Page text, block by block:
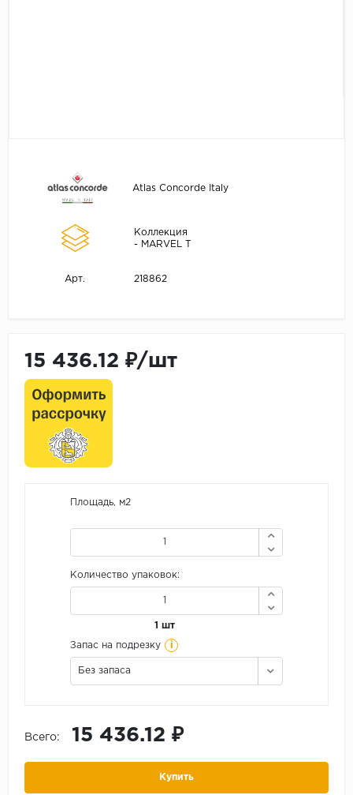
Atlas Concorde Italy
Коллекция
- MARVEL T
Арт. 218862
15 436.12 ₽/шт
Площадь, м2
Количество упаковок:
1 шт
Запас на подрезку i
Без запаса
Всего: 15 436.12 ₽
Купить